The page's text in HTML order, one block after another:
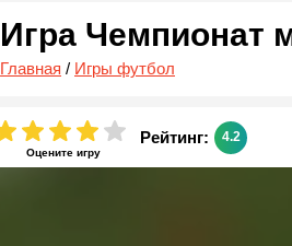
Игра Чемпионат
Главная / Игры футбол
Оцените игру
Рейтинг: 4.2